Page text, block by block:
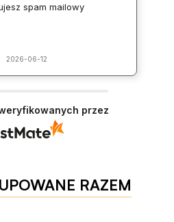
spam mailowy
2026-06-12
przez
RAZEM